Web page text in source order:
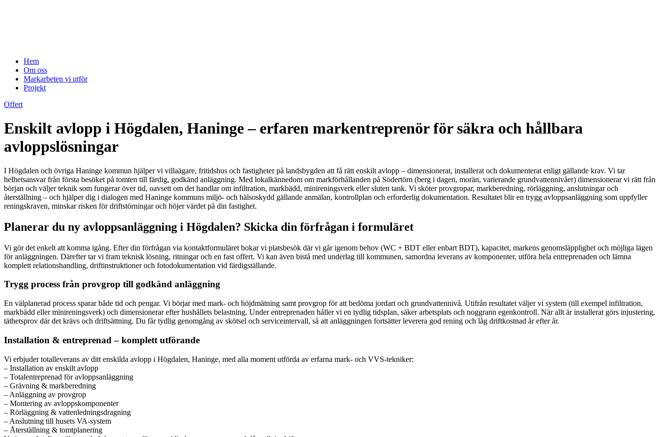
Hem
Om oss
Markarbeten vi utför
Projekt
Offert
Enskilt avlopp i Högdalen, Haninge – erfaren markentreprenör för säkra och hållbara
avloppslösningar
I Högdalen och övriga Haninge kommun hjälper vi villaägare, fritidshus och fastigheter på landsbygden att få rätt enskilt avlopp – dimensionerat, installerat och dokumenterat enligt gällande krav. Vi tar
helhetsansvar från första besöket på tomten till färdig, godkänd anläggning. Med lokalkännedom om markförhållanden på Södertörn (berg i dagen, morän, varierande grundvattennivåer) dimensionerar vi rätt från
början och väljer teknik som fungerar över tid, oavsett om det handlar om infiltration, markbädd, minireningsverk eller sluten tank. Vi sköter provgropar, markberedning, rörläggning, anslutningar och
återställning – och hjälper dig i dialogen med Haninge kommuns miljö- och hälsoskydd gällande anmälan, kontrollplan och erforderlig dokumentation. Resultatet blir en trygg avloppsanläggning som uppfyller
reningskraven, minskar risken för driftstörningar och höjer värdet på din fastighet.
Planerar du ny avloppsanläggning i Högdalen? Skicka din förfrågan i formuläret
Vi gör det enkelt att komma igång. Efter din förfrågan via kontaktformuläret bokar vi platsbesök där vi går igenom behov (WC + BDT eller enbart BDT), kapacitet, markens genomsläpplighet och möjliga lägen
för anläggningen. Därefter tar vi fram teknisk lösning, ritningar och en fast offert. Vi kan även bistå med underlag till kommunen, samordna leverans av komponenter, utföra hela entreprenaden och lämna
komplett relationshandling, driftinstruktioner och fotodokumentation vid färdigställande.
Trygg process från provgrop till godkänd anläggning
En välplanerad process sparar både tid och pengar. Vi börjar med mark- och höjdmätning samt provgrop för att bedöma jordart och grundvattennivå. Utifrån resultatet väljer vi system (till exempel infiltration,
markbädd eller minireningsverk) och dimensionerar efter hushållets belastning. Under entreprenaden håller vi en tydlig tidsplan, säker arbetsplats och noggrann egenkontroll. När allt är installerat görs injustering,
täthetsprov där det krävs och driftsättning. Du får tydlig genomgång av skötsel och serviceintervall, så att anläggningen fortsätter leverera god rening och låg driftkostnad år efter år.
Installation & entreprenad – komplett utförande
Vi erbjuder totalleverans av ditt enskilda avlopp i Högdalen, Haninge, med alla moment utförda av erfarna mark- och VVS-tekniker:
– Installation av enskilt avlopp
– Totalentreprenad för avloppsanläggning
– Grävning & markberedning
– Anläggning av provgrop
– Montering av avloppskomponenter
– Rörläggning & vattenledningsdragning
– Anslutning till husets VA-system
– Återställning & tomtplanering